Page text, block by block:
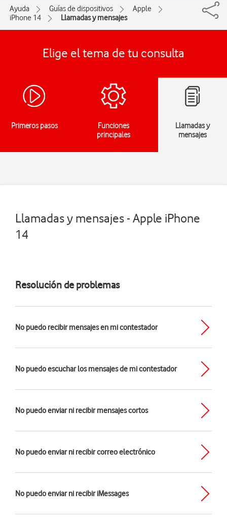
Ayuda Guías de dispositivos
Apple
iPhone 14
Llamadas y mensajes
Elige el tema de tu consulta
Primeros pasos
Funciones
principales
Llamadas y
mensajes
Llamadas y mensajes - Apple iPhone
14
Resolución de problemas
No puedo recibir mensajes en mi contestador
No puedo escuchar los mensajes de mi contestador
No puedo enviar ni recibir mensajes cortos
No puedo enviar ni recibir correo electrónico
No puedo enviar ni recibir iMessages